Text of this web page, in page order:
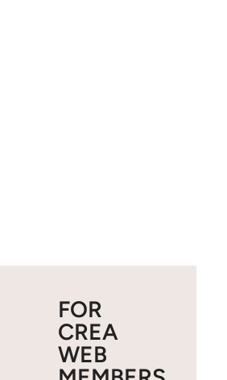
FOR
CREA
WEB